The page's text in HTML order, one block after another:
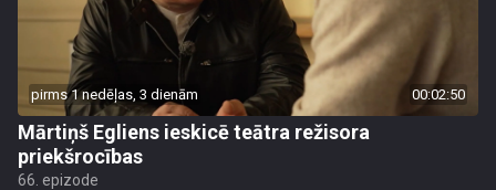
pirms 1 nedēļas, 3 dienām 00:02:50
Mārtiņš Egliens ieskicē teātra režisora
priekšrocības
66. epizode